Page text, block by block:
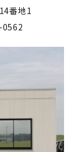
番地1